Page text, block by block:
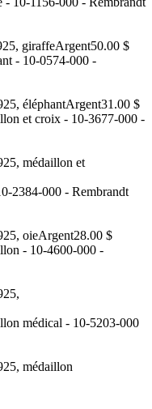
giraffeArgent50.00 $
éléphantArgent31.00 $
médaillon et
oieArgent28.00 $
médaillon